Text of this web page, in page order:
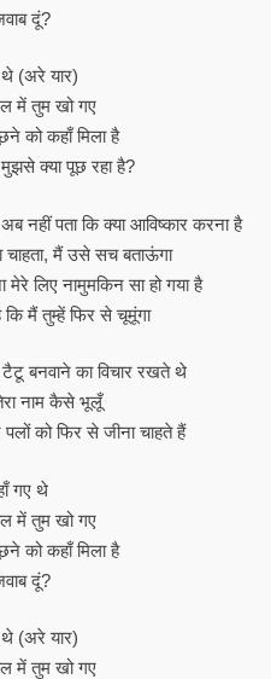
दूं?
(अरे यार)
में तुम खो गए
को कहाँ मिला है
क्या पूछ रहा है?
नहीं पता कि क्या आविष्कार करना है
मैं उसे सच बताऊंगा
मेरे लिए नामुमकिन सा हो गया है
मैं तुम्हें फिर से चूमूंगा
बनवाने का विचार रखते थे
नाम कैसे भूलूँ
को फिर से जीना चाहते हैं
गए थे
में तुम खो गए
को कहाँ मिला है
दूं?
(अरे यार)
में तुम खो गए